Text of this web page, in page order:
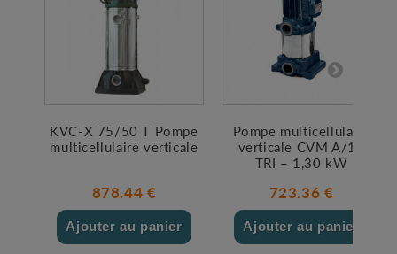
KVC-X 75/50 T Pompe
multicellulaire verticale
878.44 €
Ajouter au panier
Pompe multicellulaire
verticale CVM A/18
TRI – 1,30 kW
723.36 €
Ajouter au panier